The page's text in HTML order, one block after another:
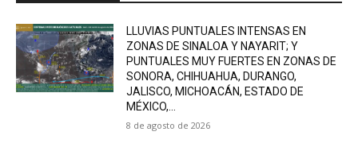
LLUVIAS PUNTUALES INTENSAS EN
ZONAS DE SINALOA Y NAYARIT; Y
PUNTUALES MUY FUERTES EN ZONAS DE
SONORA, CHIHUAHUA, DURANGO,
JALISCO, MICHOACÁN, ESTADO DE
MÉXICO,...
8 de agosto de 2026